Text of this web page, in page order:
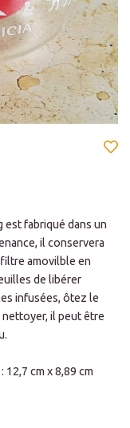
est fabriqué dans un
il conservera
amovilble en
de libérer
infusées, ôtez le
il peut être
12,7 cm x 8,89 cm